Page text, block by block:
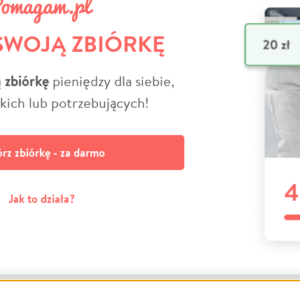
ZBIÓRKĘ
zbiórkępieniędzy dla siebie,
lub potrzebujących!
zbiórkę - za darmo
Jak to działa?